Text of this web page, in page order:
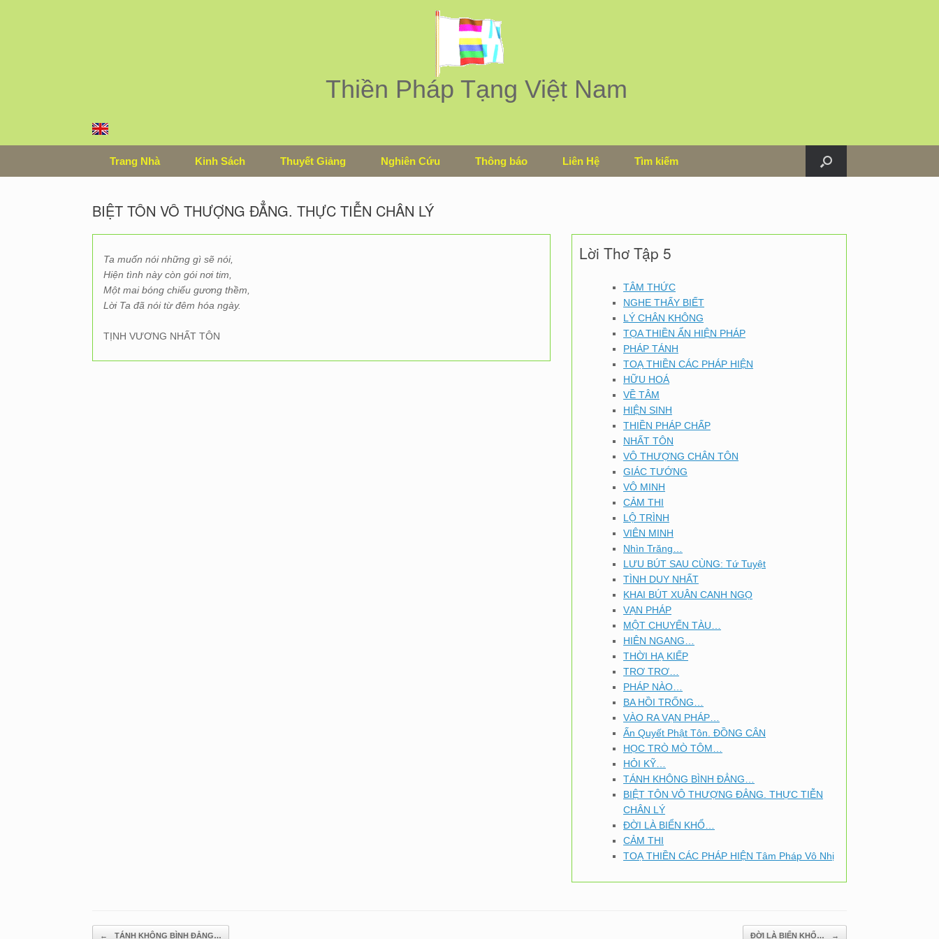
Thiền Pháp Tạng Việt Nam
Trang Nhà Kinh Sách Thuyết Giảng Nghiên Cứu Thông báo Liên Hệ Tìm kiếm
BIỆT TÔN VÔ THƯỢNG ĐẲNG. THỰC TIỄN CHÂN LÝ
Ta muốn nói những gì sẽ nói,
Hiện tình này còn gói nơi tim,
Một mai bóng chiếu gương thềm,
Lời Ta đã nói từ đêm hóa ngày.
TỊNH VƯƠNG NHẤT TÔN
Lời Thơ Tập 5
TÂM THỨC
NGHE THẤY BIẾT
LÝ CHÂN KHÔNG
TỌA THIỀN ẨN HIỆN PHÁP
PHÁP TÁNH
TOẠ THIỀN CÁC PHÁP HIỆN
HỮU HOÁ
VỀ TÂM
HIỆN SINH
THIỀN PHÁP CHẤP
NHẤT TÔN
VÔ THƯỢNG CHÂN TÔN
GIÁC TƯỚNG
VÔ MINH
CẢM THI
LỘ TRÌNH
VIÊN MINH
Nhìn Trăng…
LƯU BÚT SAU CÙNG: Tứ Tuyệt
TÌNH DUY NHẤT
KHAI BÚT XUÂN CANH NGỌ
VẠN PHÁP
MỘT CHUYẾN TÀU…
HIÊN NGANG…
THỜI HẠ KIẾP
TRƠ TRƠ…
PHÁP NÀO…
BA HỒI TRỐNG…
VÀO RA VẠN PHÁP…
Ấn Quyết Phật Tôn. ĐỒNG CÂN
HỌC TRÒ MÒ TÔM…
HỎI KỸ…
TÁNH KHÔNG BÌNH ĐẲNG…
BIỆT TÔN VÔ THƯỢNG ĐẲNG. THỰC TIỄN
CHÂN LÝ
ĐỜI LÀ BIỂN KHỔ…
CẢM THI
TOẠ THIỀN CÁC PHÁP HIỆN Tâm Pháp Vô Nhị
Post navigation
← TÁNH KHÔNG BÌNH ĐẲNG… ĐỜI LÀ BIỂN KHỔ… →